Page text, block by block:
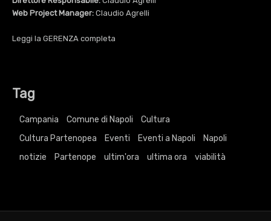
Web Project Manager: Claudio Agrelli
Leggi la GERENZA completa
Tag
Campania Comune di Napoli
Cultura
Cultura Partenopea
Eventi Eventi a Napoli
Napoli
notizie
Partenope ultim'ora ultima ora viabilità